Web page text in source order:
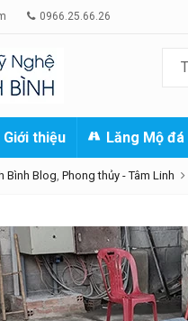
0966.25.66.26
Giới thiệu Lăng Mộ đá
Bình Blog, Phong thủy - Tâm Linh